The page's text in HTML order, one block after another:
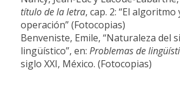
título de la letra, cap. 2: “El algoritmo
operación” (Fotocopias)
Benveniste, Emile, “Naturaleza del
lingüístico”, en: Problemas de
siglo XXI, México. (Fotocopias)